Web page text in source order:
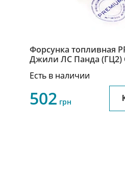
Форсунка топливная
Джили ЛС Панда (ГЦ2)
Есть в наличии
502 грн